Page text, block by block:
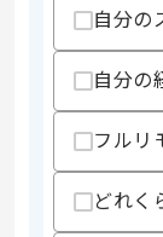
スキル 自分の
自分の
フルリ
どれく